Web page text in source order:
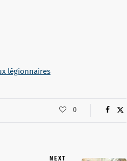
légionnaires
0
NEXT